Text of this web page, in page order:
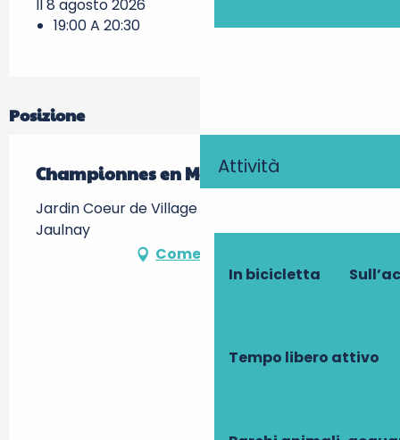
Attività
In bicicletta
Tempo libero attivo
Il 8 agosto 2026
19:00 A 20:30
Posizione
Championnes en Meute
Jardin Coeur de Village à Jaulnay -, 37120
Jaulnay
Come arrivare